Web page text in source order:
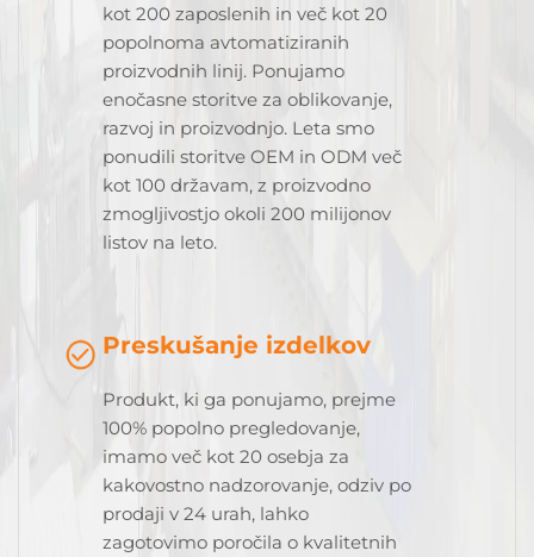
kot 200 zaposlenih in več kot 20
popolnoma avtomatiziranih
proizvodnih linij. Ponujamo
enočasne storitve za oblikovanje,
razvoj in proizvodnjo. Leta smo
ponudili storitve OEM in ODM več
kot 100 državam, z proizvodno
zmogljivostjo okoli 200 milijonov
listov na leto.
Preskušanje izdelkov
Produkt, ki ga ponujamo, prejme
100% popolno pregledovanje,
imamo več kot 20 osebja za
kakovostno nadzorovanje, odziv po
prodaji v 24 urah, lahko
zagotovimo poročila o kvalitetnih